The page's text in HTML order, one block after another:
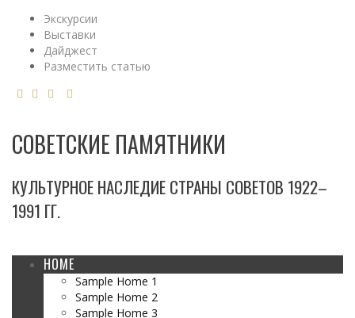
Экскурсии
Выставки
Дайджест
Разместить статью
СОВЕТСКИЕ ПАМЯТНИКИ
КУЛЬТУРНОЕ НАСЛЕДИЕ СТРАНЫ СОВЕТОВ 1922–
1991 ГГ.
HOME
Sample Home 1
Sample Home 2
Sample Home 3